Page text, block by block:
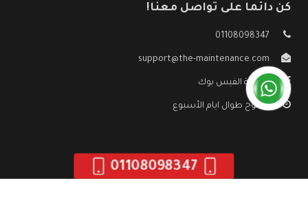
كن دائما على تواصل معنا!
01108098347
support@the-maintenance.com
صفحة الفيس بوك
مفتوح طوال ايام الأسبوع
01108098347